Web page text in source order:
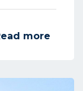
more